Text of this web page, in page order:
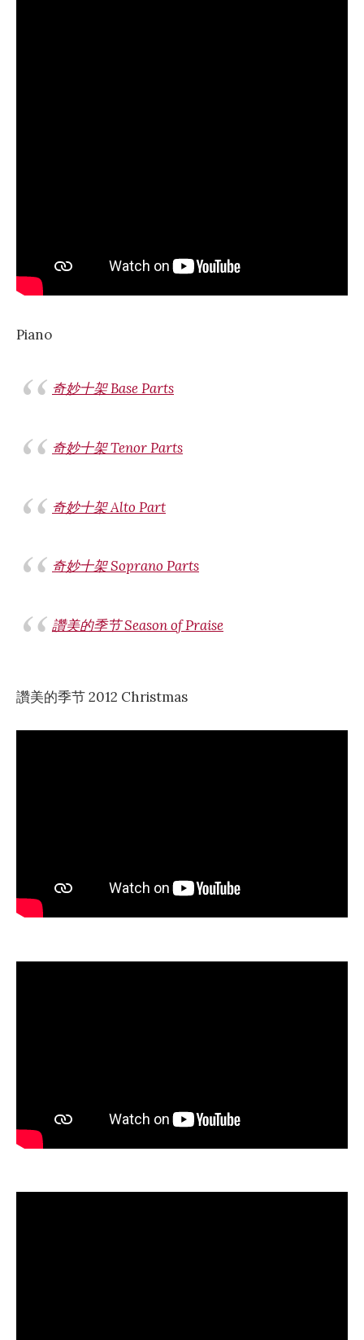
Piano
奇妙十架 Base Parts
奇妙十架 Tenor Parts
奇妙十架 Alto Part
奇妙十架 Soprano Parts
讚美的季节 Season of Praise
讚美的季节 2012 Christmas